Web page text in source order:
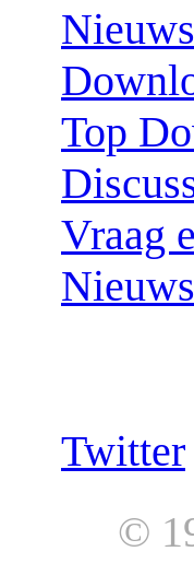
Nieuws
Top
Vraag
Twitter
©